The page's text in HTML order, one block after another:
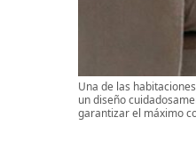
Una de las
un diseño
garantizar el máximo